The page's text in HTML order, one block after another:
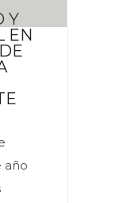
Y
EN
año